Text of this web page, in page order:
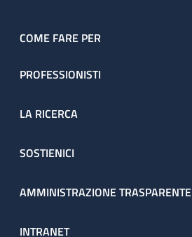
COME FARE PER
PROFESSIONISTI
LA RICERCA
SOSTIENICI
AMMINISTRAZIONE TRASPARENTE
INTRANET